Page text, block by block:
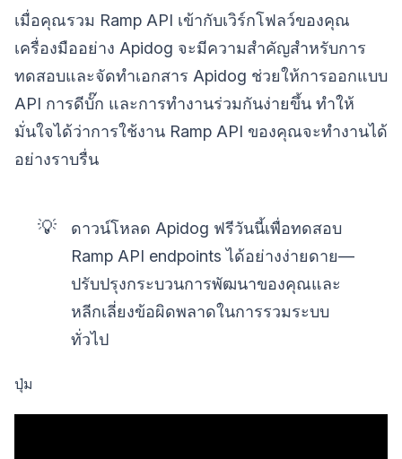
เมื่อคุณรวม Ramp API เข้ากับเวิร์กโฟลว์ของคุณ
เครื่องมืออย่าง Apidog จะมีความสำคัญสำหรับการ
ทดสอบและจัดทำเอกสาร Apidog ช่วยให้การออกแบบ
API การดีบั๊ก และการทำงานร่วมกันง่ายขึ้น ทำให้
มั่นใจได้ว่าการใช้งาน Ramp API ของคุณจะทำงานได้
อย่างราบรื่น
💡
ดาวน์โหลด Apidog ฟรีวันนี้เพื่อทดสอบ
Ramp API endpoints ได้อย่างง่ายดาย—
ปรับปรุงกระบวนการพัฒนาของคุณและ
หลีกเลี่ยงข้อผิดพลาดในการรวมระบบ
ทั่วไป
ปุ่ม